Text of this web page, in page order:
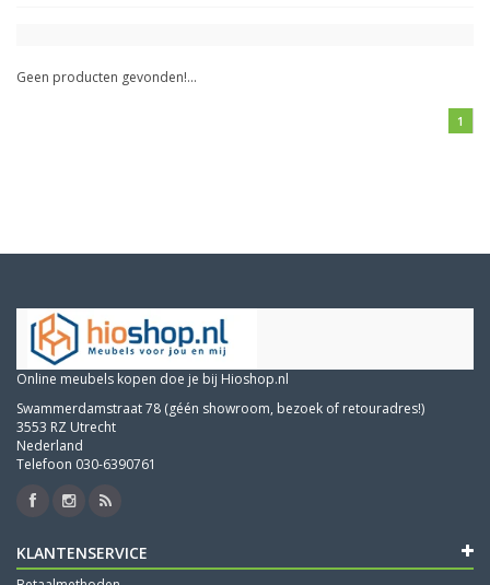
Geen producten gevonden!...
1
Online meubels kopen doe je bij Hioshop.nl
Swammerdamstraat 78 (géén showroom, bezoek of retouradres!)
3553 RZ Utrecht
Nederland
Telefoon 030-6390761
KLANTENSERVICE